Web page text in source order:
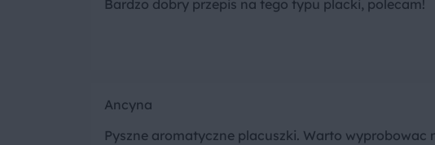
Bardzo dobry przepis na tego typu placki, polecam!
Ancyna
Pyszne aromatyczne placuszki. Warto wyprobowac